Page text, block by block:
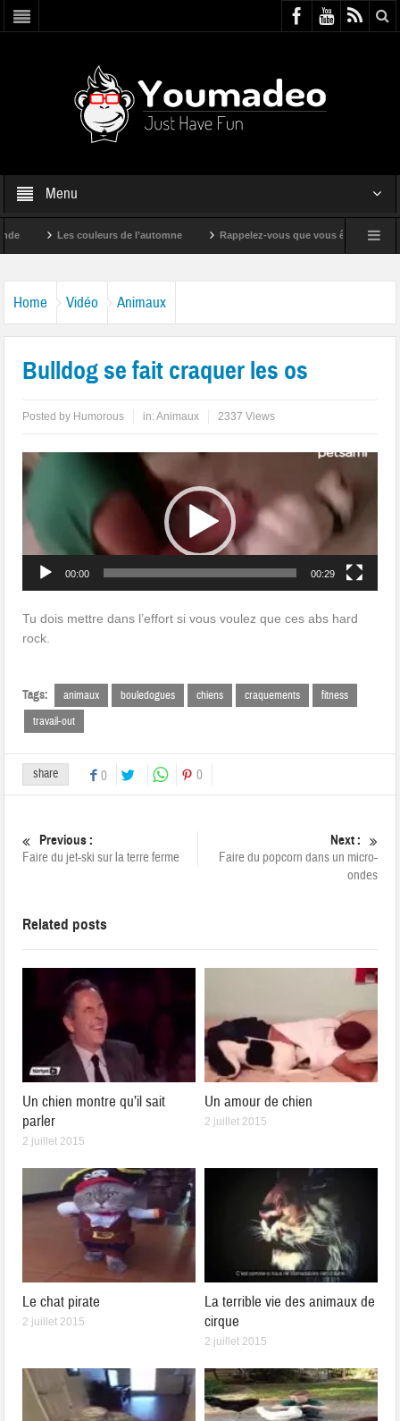
Menu
Les couleurs de l’automne Rappelez-vous que vous êtes super !
Home Vidéo Animaux
Bulldog se fait craquer les os
Posted by Humorous in:Animaux 2337 Views
Lecteur
vidéo
00:00 00:29
Tu dois mettre dans l’effort si vous voulez que ces abs hard
rock.
Tags: animaux bouledogues chiens craquements
fitness
travail-out
share 0 0
Previous :
Faire du jet-ski sur la terre ferme
Next :
Faire du popcorn dans un micro-
ondes
Related posts
Un chien montre qu’il sait
parler
2 juillet 2015
Un amour de chien
2 juillet 2015
Le chat pirate
2 juillet 2015
La terrible vie des animaux de
cirque
2 juillet 2015